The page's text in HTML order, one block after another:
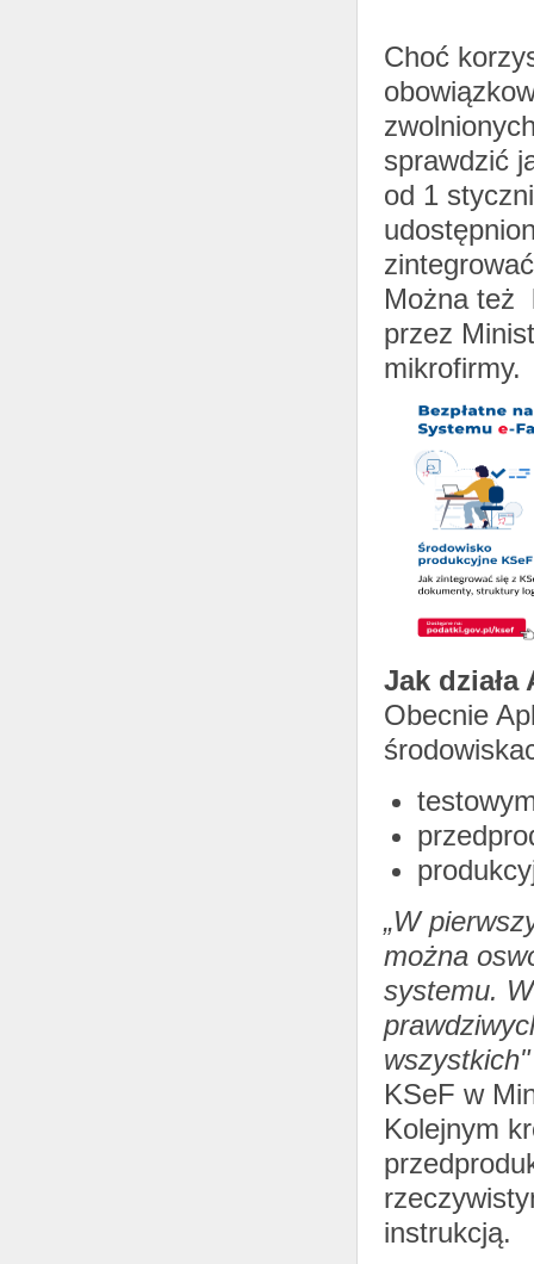
Choć
sprawdzić
od 1
Można też
przez
mikrofirmy.
Jak
Obecnie
„W
można
systemu.
wszystkich"
KSeF w
Kolejnym
instrukcją.